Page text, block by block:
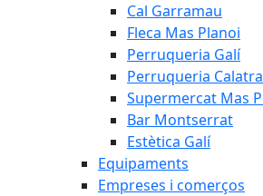
Cal Garramau
Fleca Mas Planoi
Perruqueria Galí
Perruqueria
Supermercat Mas
Bar Montserrat
Estètica Galí
Equipaments
Empreses i comerços